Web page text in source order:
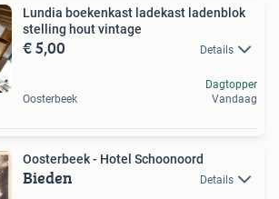
Lundia boekenkast ladekast ladenblok
stelling hout vintage
€ 5,00 Details
Oosterbeek
Dagtopper
Vandaag
Oosterbeek - Hotel Schoonoord
Bieden Details